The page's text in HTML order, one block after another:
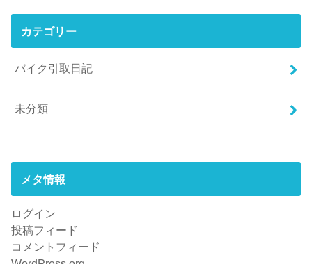
カテゴリー
バイク引取日記
未分類
メタ情報
ログイン
投稿フィード
コメントフィード